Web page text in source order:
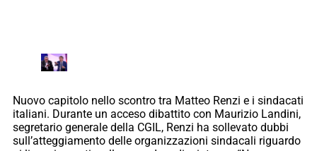
Nuovo capitolo nello scontro tra Matteo Renzi e i sindacati
italiani. Durante un acceso dibattito con Maurizio Landini,
segretario generale della CGIL, Renzi ha sollevato dubbi
sull’atteggiamento delle organizzazioni sindacali riguardo